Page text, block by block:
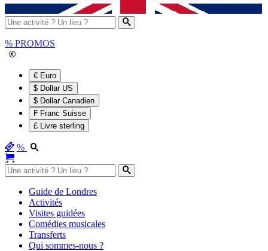
% PROMOS
€ Euro
$ Dollar US
$ Dollar Canadien
₣ Franc Suisse
£ Livre sterling
%
Guide de Londres
Activités
Visites guidées
Comédies musicales
Transferts
Qui sommes-nous ?